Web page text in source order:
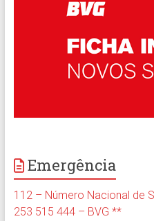
Emergência
112 – Número Nacional de
253 515 444 – BVG **